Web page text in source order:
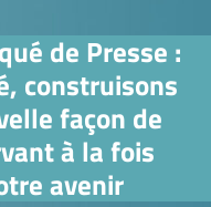
de Presse :
construisons
façon de
à la fois
avenir